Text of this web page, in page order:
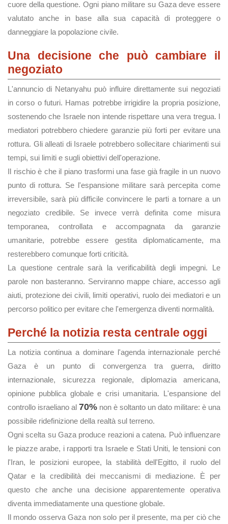
cuore della questione. Ogni piano militare su Gaza deve essere
valutato anche in base alla sua capacità di proteggere o
danneggiare la popolazione civile.
Una decisione che può cambiare il
negoziato
L'annuncio di Netanyahu può influire direttamente sui negoziati
in corso o futuri. Hamas potrebbe irrigidire la propria posizione,
sostenendo che Israele non intende rispettare una vera tregua. I
mediatori potrebbero chiedere garanzie più forti per evitare una
rottura. Gli alleati di Israele potrebbero sollecitare chiarimenti sui
tempi, sui limiti e sugli obiettivi dell'operazione.
Il rischio è che il piano trasformi una fase già fragile in un nuovo
punto di rottura. Se l'espansione militare sarà percepita come
irreversibile, sarà più difficile convincere le parti a tornare a un
negoziato credibile. Se invece verrà definita come misura
temporanea, controllata e accompagnata da garanzie
umanitarie, potrebbe essere gestita diplomaticamente, ma
resterebbero comunque forti criticità.
La questione centrale sarà la verificabilità degli impegni. Le
parole non basteranno. Serviranno mappe chiare, accesso agli
aiuti, protezione dei civili, limiti operativi, ruolo dei mediatori e un
percorso politico per evitare che l'emergenza diventi normalità.
Perché la notizia resta centrale oggi
La notizia continua a dominare l'agenda internazionale perché
Gaza è un punto di convergenza tra guerra, diritto
internazionale, sicurezza regionale, diplomazia americana,
opinione pubblica globale e crisi umanitaria. L'espansione del
controllo israeliano al 70% non è soltanto un dato militare: è una
possibile ridefinizione della realtà sul terreno.
Ogni scelta su Gaza produce reazioni a catena. Può influenzare
le piazze arabe, i rapporti tra Israele e Stati Uniti, le tensioni con
l'Iran, le posizioni europee, la stabilità dell'Egitto, il ruolo del
Qatar e la credibilità dei meccanismi di mediazione. È per
questo che anche una decisione apparentemente operativa
diventa immediatamente una questione globale.
Il mondo osserva Gaza non solo per il presente, ma per ciò che